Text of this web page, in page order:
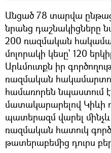
Անցած 78 տարվա
նրանց դաշնակիցները
200 ռազմական
մոլորակի կեսը՝ 120
Արևմուտքն իր
ռազմական
համառորեն նպաստում
մատակարարելով Կիևի
պատերազմ վարել
ռազմական հատուկ
թատերաբեմից դուրս